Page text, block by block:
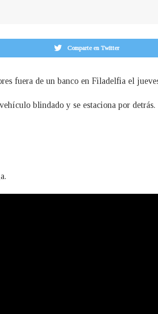
Comparte en Twitter
fuera de un banco en Filadelfia el
blindado y se estaciona por detrás.